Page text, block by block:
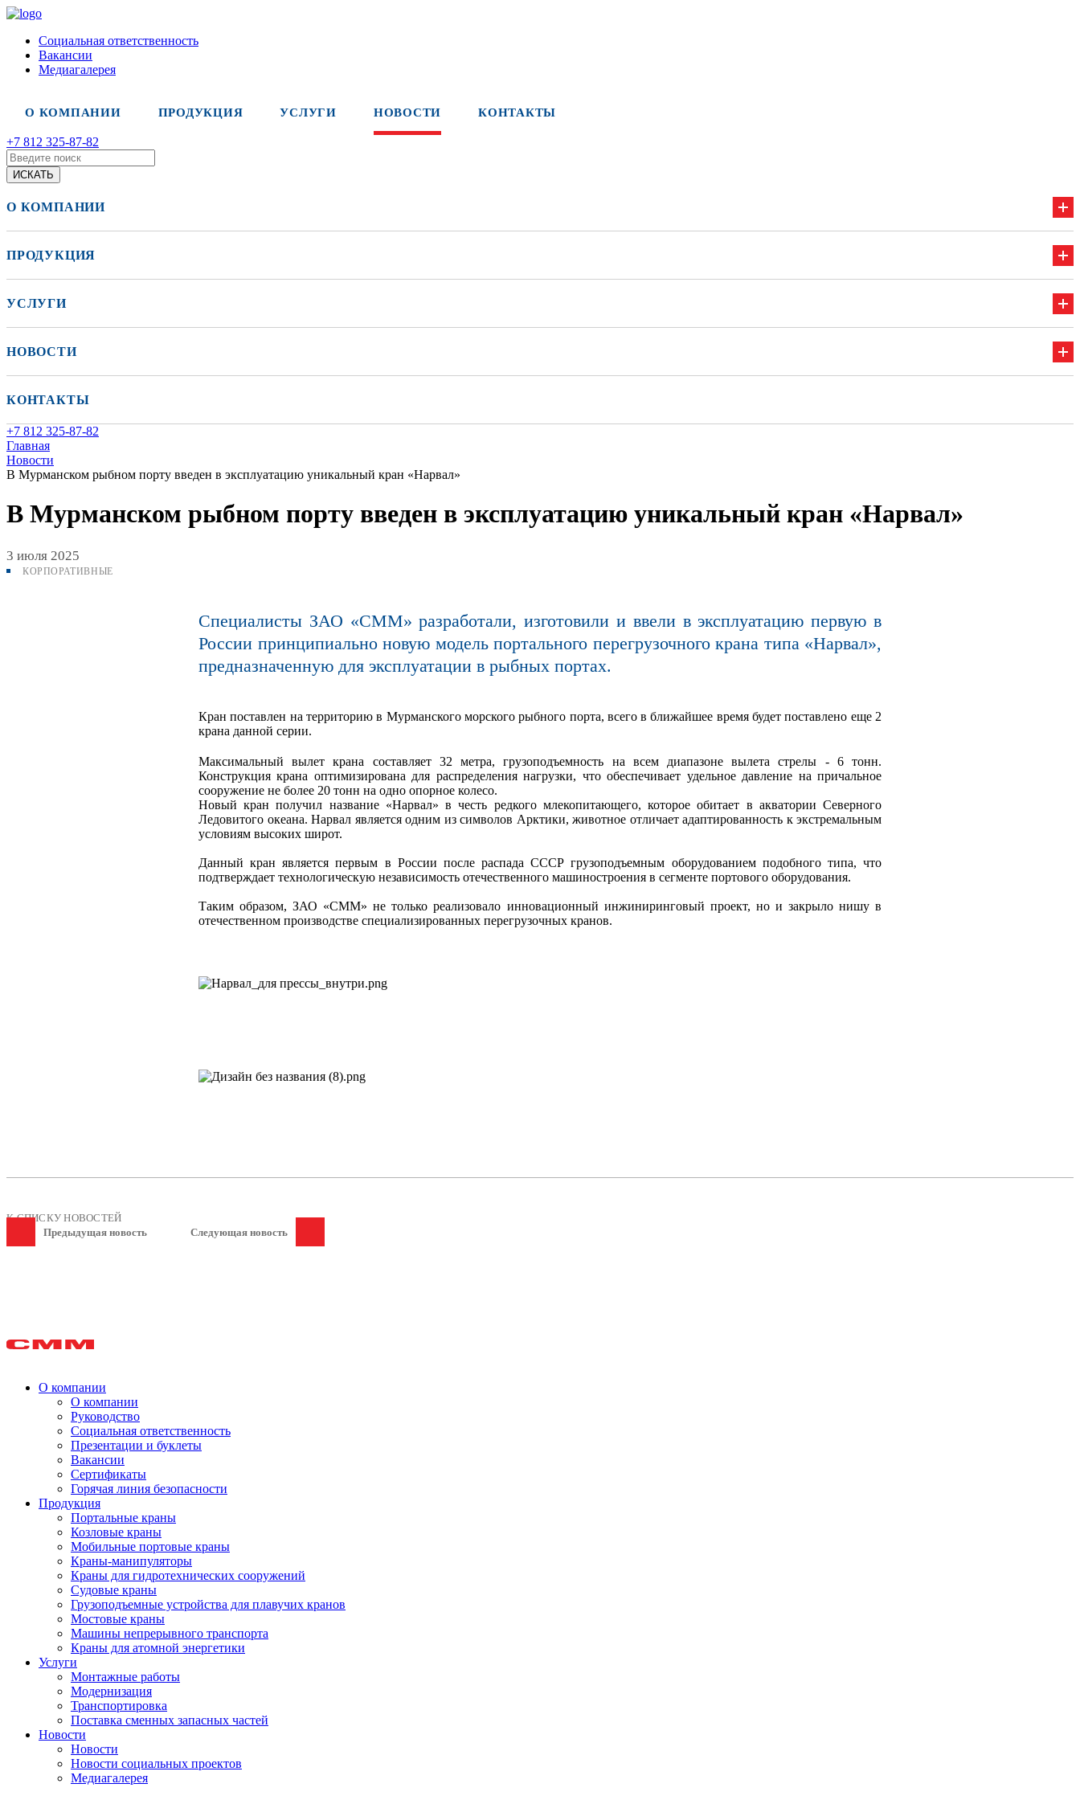
Социальная ответственность
Вакансии
Медиагалерея
О КОМПАНИИ ПРОДУКЦИЯ УСЛУГИ НОВОСТИ КОНТАКТЫ
+7 812 325-87-82
О КОМПАНИИ
ПРОДУКЦИЯ
УСЛУГИ
НОВОСТИ
КОНТАКТЫ
+7 812 325-87-82
Главная
Новости
В Мурманском рыбном порту введен в эксплуатацию уникальный кран «Нарвал»
В Мурманском рыбном порту введен в эксплуатацию уникальный кран «Нарвал»
3 июля 2025
КОРПОРАТИВНЫЕ
Специалисты ЗАО «СММ» разработали, изготовили и ввели в эксплуатацию первую в
России принципиально новую модель портального перегрузочного крана типа «Нарвал»,
предназначенную для эксплуатации в рыбных портах.
Кран поставлен на территорию в Мурманского морского рыбного порта, всего в ближайшее время будет поставлено еще 2
крана данной серии.
Максимальный вылет крана составляет 32 метра, грузоподъемность на всем диапазоне вылета стрелы - 6 тонн.
Конструкция крана оптимизирована для распределения нагрузки, что обеспечивает удельное давление на причальное
сооружение не более 20 тонн на одно опорное колесо.
Новый кран получил название «Нарвал» в честь редкого млекопитающего, которое обитает в акватории Северного
Ледовитого океана. Нарвал является одним из символов Арктики, животное отличает адаптированность к экстремальным
условиям высоких широт.
Данный кран является первым в России после распада СССР грузоподъемным оборудованием подобного типа, что
подтверждает технологическую независимость отечественного машиностроения в сегменте портового оборудования.
Таким образом, ЗАО «СММ» не только реализовало инновационный инжиниринговый проект, но и закрыло нишу в
отечественном производстве специализированных перегрузочных кранов.
К СПИСКУ НОВОСТЕЙ
Предыдущая новость
Следующая новость
О компании
О компании
Руководство
Социальная ответственность
Презентации и буклеты
Вакансии
Сертификаты
Горячая линия безопасности
Продукция
Портальные краны
Козловые краны
Мобильные портовые краны
Краны-манипуляторы
Краны для гидротехнических сооружений
Судовые краны
Грузоподъемные устройства для плавучих кранов
Мостовые краны
Машины непрерывного транспорта
Краны для атомной энергетики
Услуги
Монтажные работы
Модернизация
Транспортировка
Поставка сменных запасных частей
Новости
Новости
Новости социальных проектов
Медиагалерея